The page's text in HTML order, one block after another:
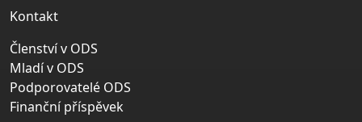
Kontakt
Členství v ODS
Mladí v ODS
Podporovatelé ODS
Finanční příspěvek